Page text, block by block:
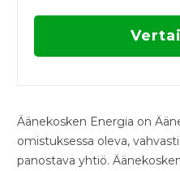
Äänekosken Energia on
omistuksessa oleva,
panostava yhtiö.